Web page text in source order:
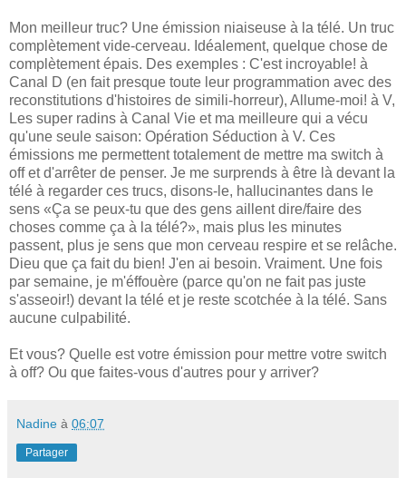
Mon meilleur truc? Une émission niaiseuse à la télé. Un truc
complètement vide-cerveau. Idéalement, quelque chose de
complètement épais. Des exemples : C'est incroyable! à
Canal D (en fait presque toute leur programmation avec des
reconstitutions d'histoires de simili-horreur), Allume-moi! à V,
Les super radins à Canal Vie et ma meilleure qui a vécu
qu'une seule saison: Opération Séduction à V. Ces
émissions me permettent totalement de mettre ma switch à
off et d'arrêter de penser. Je me surprends à être là devant la
télé à regarder ces trucs, disons-le, hallucinantes dans le
sens «Ça se peux-tu que des gens aillent dire/faire des
choses comme ça à la télé?», mais plus les minutes
passent, plus je sens que mon cerveau respire et se relâche.
Dieu que ça fait du bien! J'en ai besoin. Vraiment. Une fois
par semaine, je m'éffouère (parce qu'on ne fait pas juste
s'asseoir!) devant la télé et je reste scotchée à la télé. Sans
aucune culpabilité.
Et vous? Quelle est votre émission pour mettre votre switch
à off? Ou que faites-vous d'autres pour y arriver?
Nadine à 06:07
Partager